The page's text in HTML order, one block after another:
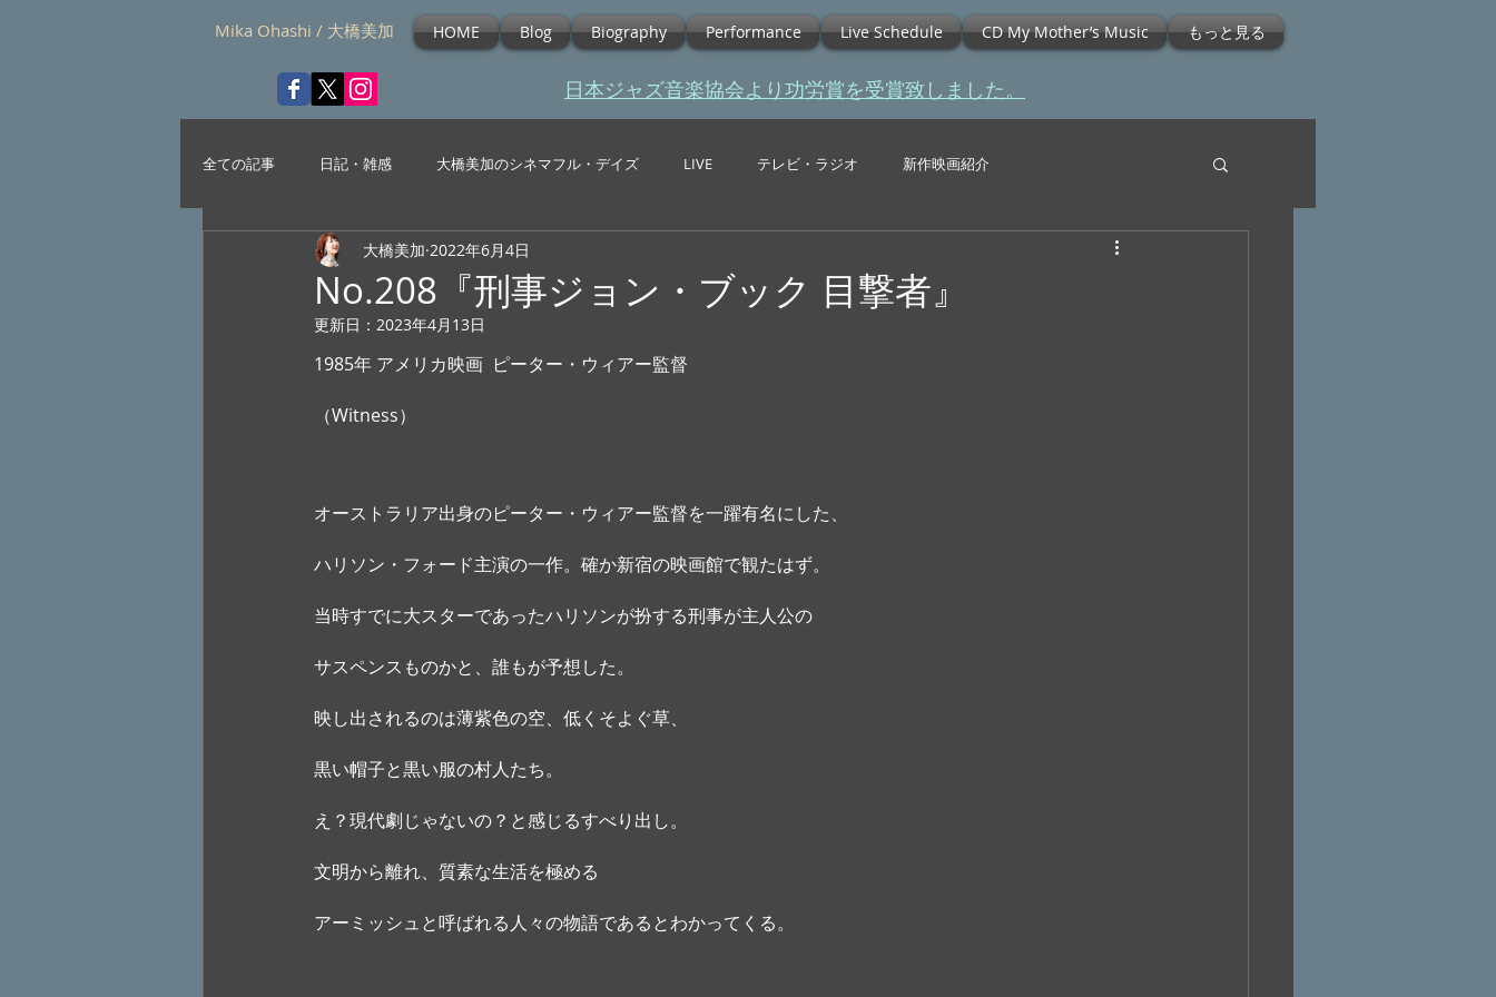
Mika Ohashi / 大橋美加 HOME Blog Biography Performance Live Schedule CD My Mother’s Music もっと見る
​日本ジャズ音楽協会より功労賞を受賞致しました。
全ての記事 日記・雑感 大橋美加のシネマフル・デイズ LIVE テレビ・ラジオ 新作映画紹介
No.208『刑事ジョン・ブック 目撃者』
大橋美加 2022年6月4日
更新日： 2023年4月13日
1985年 アメリカ映画  ピーター・ウィアー監督
（Witness）
オーストラリア出身のピーター・ウィアー監督を一躍有名にした、
ハリソン・フォード主演の一作。確か新宿の映画館で観たはず。
当時すでに大スターであったハリソンが扮する刑事が主人公の
サスペンスものかと、誰もが予想した。
映し出されるのは薄紫色の空、低くそよぐ草、
黒い帽子と黒い服の村人たち。
え？現代劇じゃないの？と感じるすべり出し。
文明から離れ、質素な生活を極める
アーミッシュと呼ばれる人々の物語であるとわかってくる。